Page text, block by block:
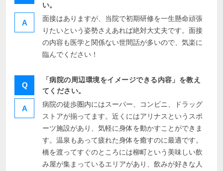
い。
A
面接はありますが、当院で初期研修を一生懸命頑張
りたいという姿勢さえあれば絶対大丈夫です。面接
の内容も医学と関係ない世間話が多いので、気楽に
臨んでください！
Q
「病院の周辺環境をイメージできる内容」を教え
てください。
A
病院の徒歩圏内にはスーパー、コンビニ、ドラッグ
ストアが揃ってます。近くにはアリナスというスポ
ーツ施設があり、気軽に身体を動かすことができま
す。温泉もあって疲れた身体を癒すのに最適です。
橋を渡ってすぐのところには柳町という美味しい飲
み屋が集まっているエリアがあり、飲みが好きな人